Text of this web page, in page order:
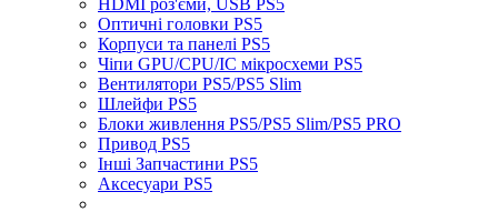
Оптичні головки PS5
Корпуси та панелі PS5
Чіпи GPU/CPU/IC мікросхеми PS5
Вентилятори PS5/PS5 Slim
Шлейфи PS5
Блоки живлення PS5/PS5 Slim/PS5 PRO
Привод PS5
Інші Запчастини PS5
Аксесуари PS5